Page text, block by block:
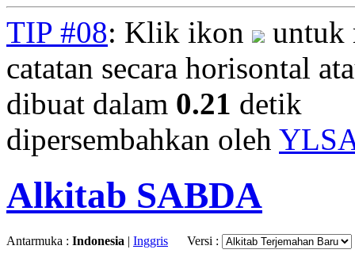
TIP #08: Klik ikon
untuk
catatan secara horisontal
dibuat dalam 0.21 detik
dipersembahkan oleh
Alkitab SABDA
Antarmuka : Indonesia | Inggris Versi :